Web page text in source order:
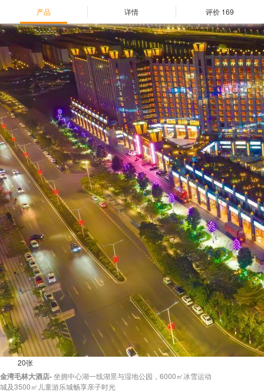
产品 详情 评价 169
20张
金湾毛林大酒店-坐拥中心湖一线湖景与湿地公园，6000㎡冰雪运动
城及3500㎡儿童游乐城畅享亲子时光